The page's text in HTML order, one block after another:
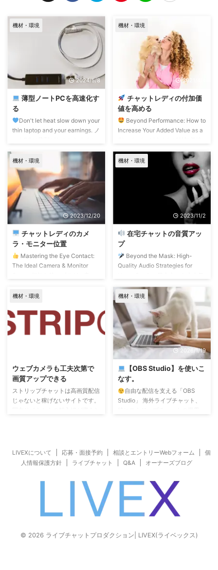
機材・環境
2024/5/8
薄型ノートPCを高速化す
る
Don't let heat slow down your
thin laptop and your earnings. ノ
レを優先してしまうので、致命的
欠点に気づかないまま、薄型ノー
トPCを買ってしまう。 なんの話
か? はい、 薄型ノートPCには
LAN端子が無い という欠点の話
です。 LAN接続できないと安定
した高速通信ができずに、ビッグ
海外ライブチャットでは要注意な
んです。 世の中、5Gや6 ...
機材・環境
2021/4/4
チャットレディの付加価
値を高める
Beyond Performance: How to
Increase Your Added Value as a
ローガンにしているライベックス
でも、これだけは毎日毎日考えて
いることです。 ひっくり返して
言うと、 付加価値が高いならば
頑張らずに稼げるんです。 価値
が低ければ、騙したり長時間ログ
インしたり、結末は安売り競争の
泥だらけのジャガイモをカレー
の値段で買う人はい ...
機材・環境
2023/12/20
チャットレディのカメ
ラ・モニター位置
Mastering the Eye Contact:
The Ideal Camera & Monitor
したのでまた書きます。 これ、
ォーマー、 モデル、 キャストの
皆さんが該当しているお話。 カ
メラやモニターの位置が低い カ
と、 顔もうつむきがちに下を向
きます。 視線が下がると上まぶ
たが閉 ...
機材・環境
2023/11/2
在宅チャットの音質アッ
プ
Beyond the Mask: High-
Quality Audio Strategies for
本人キャスト(出演者)の多くがマ
スク着用のため、 モゴモゴと音
質が悪いし、正確に聞き取れな
い。 音なんか聞こえてればい
い、なんて思ってるなら大間違い
で、 高音質化の効果は高画質化
と同じく絶大! あなたが聞こえる
客さんに聞こえる音質の話です、
わかってるとは思いますが。笑
ライベックスの ...
機材・環境
ウェブカメラも工夫次第で
画質アップできる
ストリップチャットは高画質配信
じゃないと稼げないサイトです。
やはり自然でリアルな高画質が人
気ですね。 そこで、 ウェブカメ
ラ仕様でビデオカメラにひけをと
いものか? その成功の秘訣は、ラ
イティングにあります。 『明る
いライティング』という基本があ
るのですが、注目させたい被写体
ングスキルがあれば、明るすぎて
機材・環境
2026/1/19
【OBS Studio】を使いこ
なす。
自由な配信を支える「OBS
Studio」 海外ライブチャット、
い！ トップキャストたちがこぞ
って愛用しているのが、配信アプ
リ**「OBS Studio」**です。 こ
配信」から、キラキラした「プロ
のテレビ番組」へと変身させてく
れる、心強いサポート役。 画質
をきれいに整えたり、可愛いテロ
ブ（Lovense ...
LIVEXについて 応募・面接予約 相談とエントリーWebフォーム
個
人情報保護方針
ライブチャット Q&A オーナーズブログ
© 2026 ライブチャットプロダクション| LIVEX(ライベックス)